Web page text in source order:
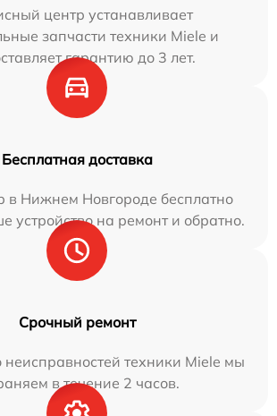
центр устанавливает
запчасти техники Miele и
гарантию до 3 лет.
Бесплатная доставка
в Нижнем Новгороде бесплатно
устройство на ремонт и обратно.
Срочный ремонт
неисправностей техники Miele мы
в течение 2 часов.